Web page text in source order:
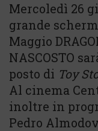
Mercoledì 26
grande
Maggio
NASCOSTO
posto di Toy
Al cinema
inoltre in
Pedro